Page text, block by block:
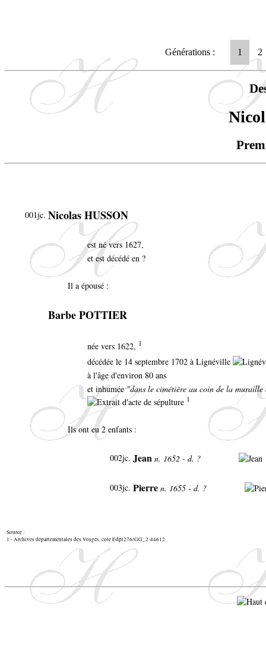
Générations : 1 2
001jc. Nicolas HUSSON
est né vers 1627,
et est décédé en ?
Il a épousé :
Barbe POTTIER
née vers 1622, 1
décédée le 14 septembre 1702 à Lignéville
à l'âge d'environ 80 ans
et inhumée"dans le cimétière au coin de la
1
Ils ont eu 2 enfants :
002jc. Jean n. 1652 - d. ?
003jc. Pierre n. 1655 - d. ?
Source :
1 - Archives départementales des Vosges, cote Edpt276/GG_2-44612